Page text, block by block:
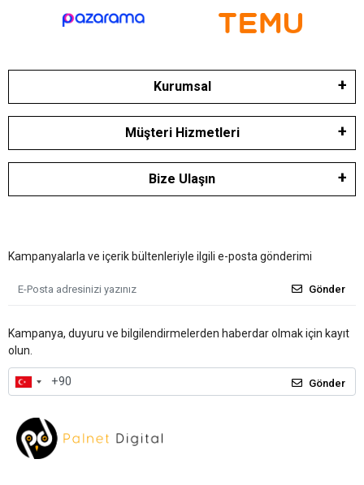
Kurumsal
Müşteri Hizmetleri
Bize Ulaşın
Kampanyalarla ve içerik bültenleriyle ilgili e-posta gönderimi
Gönder
Kampanya, duyuru ve bilgilendirmelerden haberdar olmak için kayıt
olun.
Gönder